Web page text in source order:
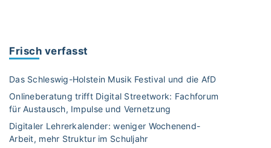
m
g
e
n
t
Frisch verfasst
Das Schleswig-Holstein Musik Festival und die AfD
Onlineberatung trifft Digital Streetwork: Fachforum
für Austausch, Impulse und Vernetzung
Digitaler Lehrerkalender: weniger Wochenend-
Arbeit, mehr Struktur im Schuljahr